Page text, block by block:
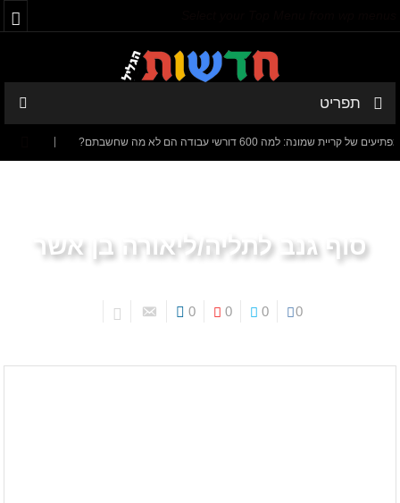
תפריט
שמונה: למה 600 דורשי עבודה הם לא מה שחשבתם?
סוף גנב לתליה/ליאורה בן אשר
0
0
0
0